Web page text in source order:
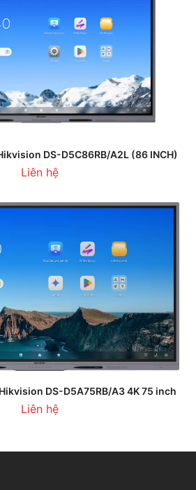
DS-D5C86RB/A2L (86 INCH)
Liên hệ
DS-D5A75RB/A3 4K 75 inch
Liên hệ